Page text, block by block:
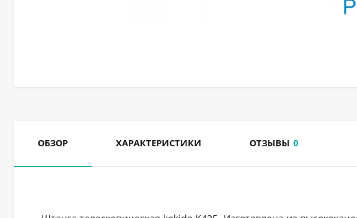
ОБЗОР ХАРАКТЕРИСТИКИ ОТЗЫВЫ 0